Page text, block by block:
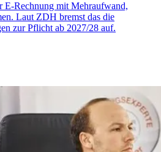
E-Rechnung mit Mehraufwand,
Laut ZDH bremst das die
zur Pflicht ab 2027/28 auf.